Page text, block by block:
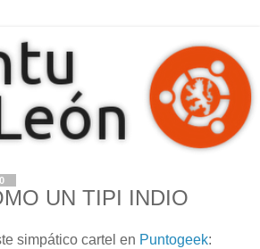
UN TIPI INDIO
simpático cartel en Puntogeek: